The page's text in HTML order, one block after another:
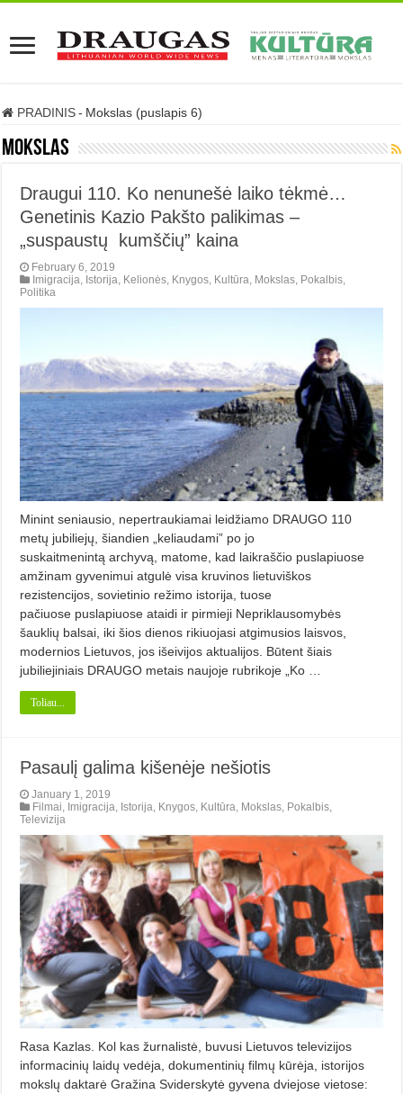
PRADINIS - Mokslas (puslapis 6)
Mokslas
Draugui 110. Ko nenunešė laiko tėkmė…
Genetinis Kazio Pakšto palikimas –
„suspaustų kumščių” kaina
February 6, 2019
Imigracija, Istorija, Kelionės, Knygos, Kultūra, Mokslas, Pokalbis,
Politika
Minint seniausio, nepertraukiamai leidžiamo DRAUGO 110
metų jubiliejų, šiandien „keliaudami” po jo
suskaitmenintą archyvą, matome, kad laikraščio puslapiuose
amžinam gyvenimui atgulė visa kruvinos lietuviškos
rezistencijos, sovietinio režimo istorija, tuose
pačiuose puslapiuose ataidi ir pirmieji Nepriklausomybės
šauklių balsai, iki šios dienos rikiuojasi atgimusios laisvos,
modernios Lietuvos, jos išeivijos aktualijos. Būtent šiais
jubiliejiniais DRAUGO metais naujoje rubrikoje „Ko …
Toliau...
Pasaulį galima kišenėje nešiotis
January 1, 2019
Filmai Imigracija Istorija Knygos Kultūra Mokslas Pokalbis
Televizija
Rasa Kazlas. Kol kas žurnalistė, buvusi Lietu­vos televizijos
informacinių laidų ve­dėja, dokumentinių filmų kūrėja, is­to­rijos
mokslų daktarė Gražina Svi­derskytė gyvena dviejose vietose: